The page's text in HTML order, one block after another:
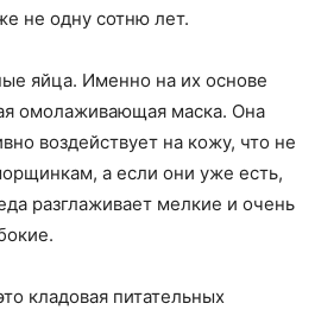
не одну сотню лет.
яйца. Именно на их основе
омолаживающая маска. Она
воздействует на кожу, что не
а если они уже есть,
разглаживает мелкие и очень
кладовая питательных